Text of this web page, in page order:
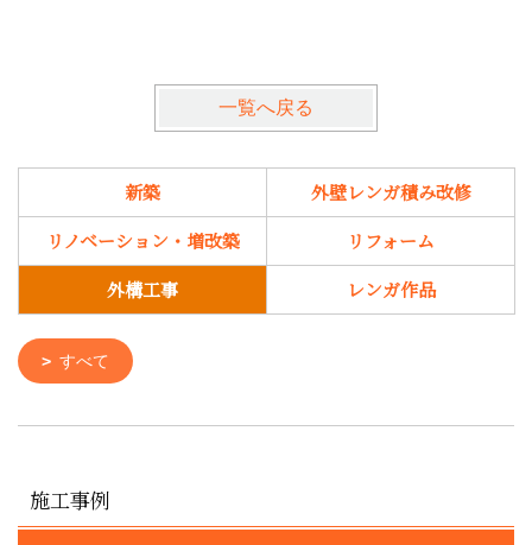
一覧へ戻る
新築
外壁レンガ積み改修
リノベーション・増改築
リフォーム
外構工事
レンガ作品
すべて
施工事例